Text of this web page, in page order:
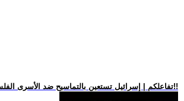
.. تفاعلكم | إسرائيل تستعين بالتماسيح ضد الأسرى الفلسطينيين!!